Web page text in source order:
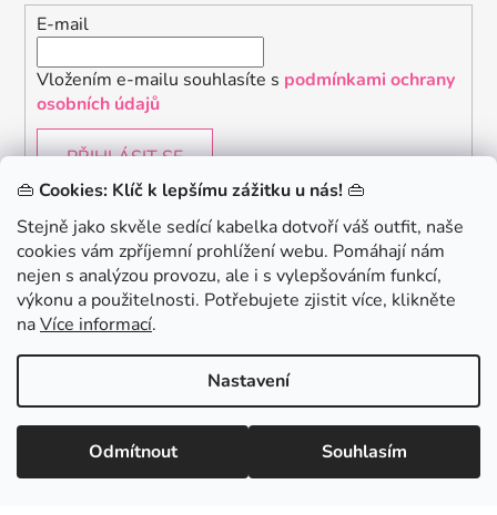
👜 Cookies: Klíč k lepšímu zážitku u nás! 👜
Stejně jako skvěle sedící kabelka dotvoří váš outfit, naše
cookies vám zpříjemní prohlížení webu. Pomáhají nám
nejen s analýzou provozu, ale i s vylepšováním funkcí,
výkonu a použitelnosti. Potřebujete zjistit více, klikněte
naVíce informací.
Nastavení
Odmítnout Souhlasím
E-mail
Vložením e-mailu souhlasíte s podmínkami ochrany
osobních údajů
PŘIHLÁSIT SE
.
KONTAKTUJTE NÁS - jsme tady pro Vás na telefonu i
Vytvořil Shoptet
Copyright 2026danami . Všechna práva vyhrazena.
Chceš získat slevu 150Kč na svůj první nákup? Přihlaste
se k našemu newsletteru.
Minimální hodnota nákupu pro uplatnění slevy je 700 Kč.
Zásady zpracování osobních údajů